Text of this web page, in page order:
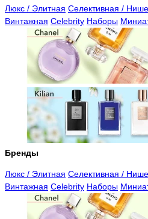
Люкс / Элитная Селективная /
Винтажная Celebrity Наборы
Бренды
Люкс / Элитная Селективная /
Винтажная Celebrity Наборы